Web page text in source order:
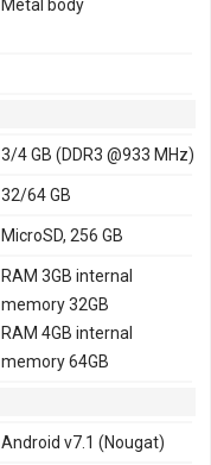
Metal body
3/4 GB (DDR3 @933 MHz)
32/64 GB
MicroSD, 256 GB
RAM 3GB internal
memory 32GB
RAM 4GB internal
memory 64GB
Android v7.1 (Nougat)